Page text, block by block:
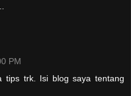
PM
tips trk. Isi blog saya tentang